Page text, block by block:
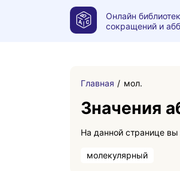
Онлайн
сокращений и
Главная мол.
Значения
молекулярный